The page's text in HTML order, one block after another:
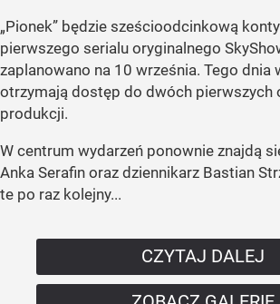
„Pionek” będzie sześcioodcinkową
pierwszego serialu oryginalnego
zaplanowano na 10 września. Tego dnia
otrzymają dostęp do dwóch pierwszych
produkcji.
W centrum wydarzeń ponownie znajdą
Anka Serafin oraz dziennikarz Bastian
te po raz kolejny...
CZYTAJ DALEJ